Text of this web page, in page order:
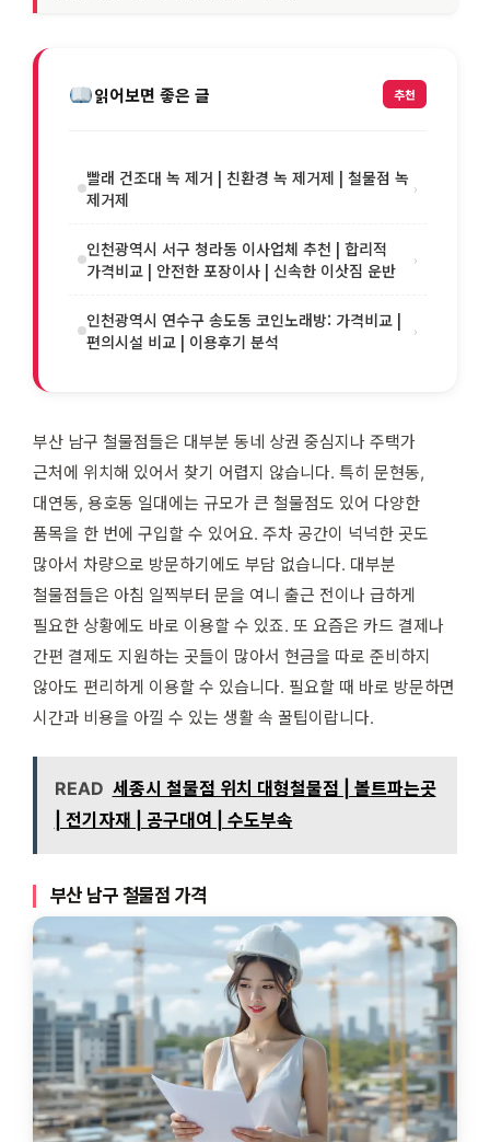
읽어보면 좋은 글 추천
빨래 건조대 녹 제거 | 친환경 녹 제거제 | 철물점 녹
제거제
›
인천광역시 서구 청라동 이사업체 추천 | 합리적
가격비교 | 안전한 포장이사 | 신속한 이삿짐 운반
›
인천광역시 연수구 송도동 코인노래방: 가격비교 |
편의시설 비교 | 이용후기 분석
›
부산 남구 철물점들은 대부분 동네 상권 중심지나 주택가
근처에 위치해 있어서 찾기 어렵지 않습니다. 특히 문현동,
대연동, 용호동 일대에는 규모가 큰 철물점도 있어 다양한
품목을 한 번에 구입할 수 있어요. 주차 공간이 넉넉한 곳도
많아서 차량으로 방문하기에도 부담 없습니다. 대부분
철물점들은 아침 일찍부터 문을 여니 출근 전이나 급하게
필요한 상황에도 바로 이용할 수 있죠. 또 요즘은 카드 결제나
간편 결제도 지원하는 곳들이 많아서 현금을 따로 준비하지
않아도 편리하게 이용할 수 있습니다. 필요할 때 바로 방문하면
시간과 비용을 아낄 수 있는 생활 속 꿀팁이랍니다.
READ 세종시 철물점 위치 대형철물점 | 볼트파는곳
| 전기자재 | 공구대여 | 수도부속
부산 남구 철물점 가격